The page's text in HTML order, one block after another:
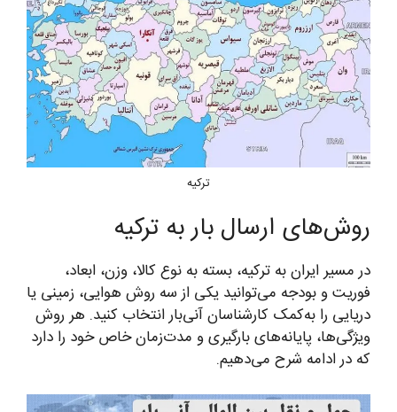
ترکیه
روش‌های ارسال بار به ترکیه
در مسیر ایران به ترکیه، بسته به نوع کالا، وزن، ابعاد،
فوریت و بودجه می‌توانید یکی از سه روش هوایی، زمینی یا
دریایی را به‌کمک کارشناسان آنی‌بار انتخاب کنید. هر روش
ویژگی‌ها، پایانه‌های بارگیری و مدت‌زمان خاص خود را دارد
که در ادامه شرح می‌دهیم.